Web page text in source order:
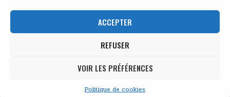
ACCEPTER
REFUSER
VOIR LES PRÉFÉRENCES
Politique de cookies
Design by ThemesDNA.com